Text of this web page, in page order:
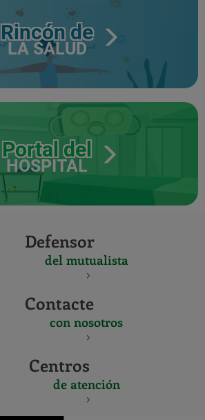
Rincón de
LA SALUD
Portal del
HOSPITAL
Defensor
del mutualista
Contacte
con nosotros
Centros
de atención